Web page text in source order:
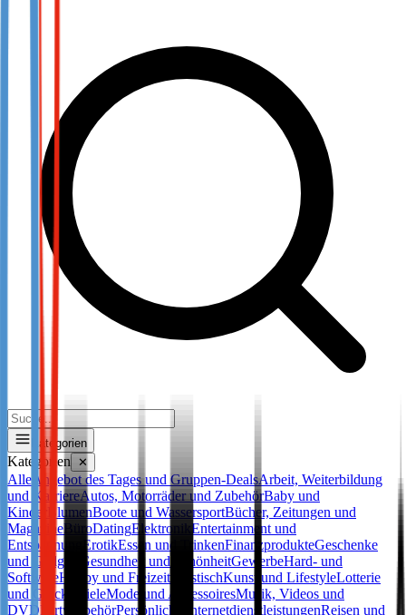
Kategorien
Kategorien ✕
Alle Angebot des Tages und Gruppen-DealsArbeit, Weiterbildung
und KarriereAutos, Motorräder und ZubehörBaby und
Kinder
BlumenBoote und WassersportBücher, Zeitungen und
MagazineBüroDatingElektronik Entertainment und
Entspannung
ErotikEssen und TrinkenFinanzprodukteGeschenke
und Gadgets
Gesundheit und SchönheitGewerbeHard- und
SoftwareHobby und Freizeit JuristischKunst und LifestyleLotterie
und GlücksspieleMode und AccessoiresMusik, Videos und
DVDPartyzubehörPersönliche InternetdienstleistungenReisen und